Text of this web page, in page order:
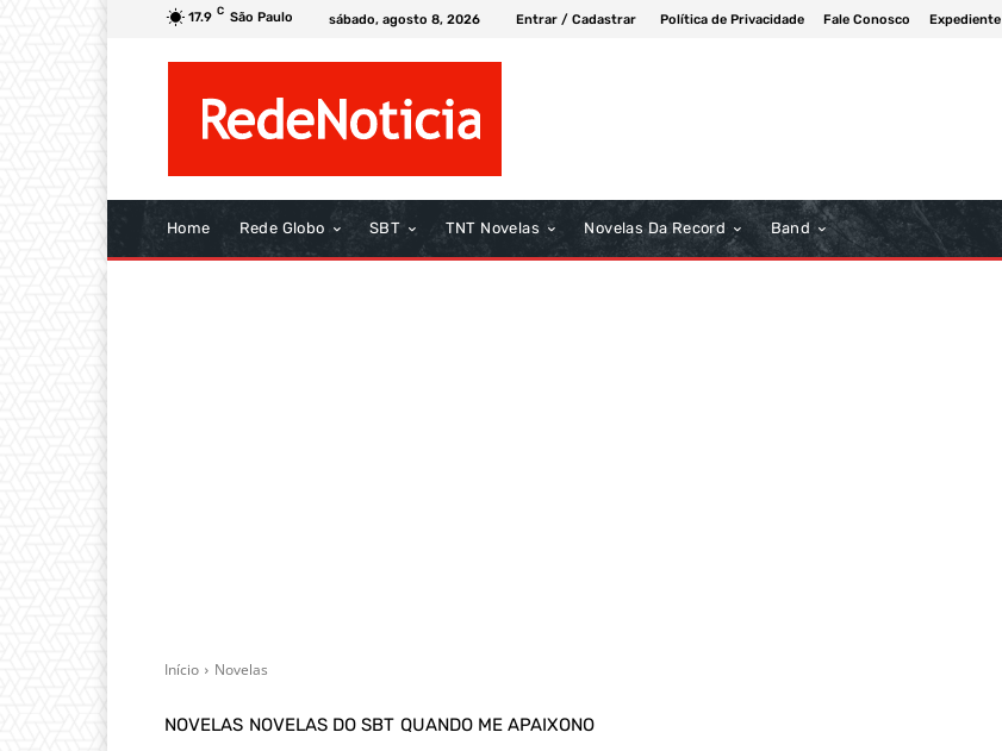
17.9 C São Paulo sábado, agosto 8, 2026 Entrar / Cadastrar Política de Privacidade Fale Conosco Expediente
Home Rede Globo SBT TNT Novelas Novelas Da Record Band
Início Novelas
NOVELAS NOVELAS DO SBT QUANDO ME APAIXONO